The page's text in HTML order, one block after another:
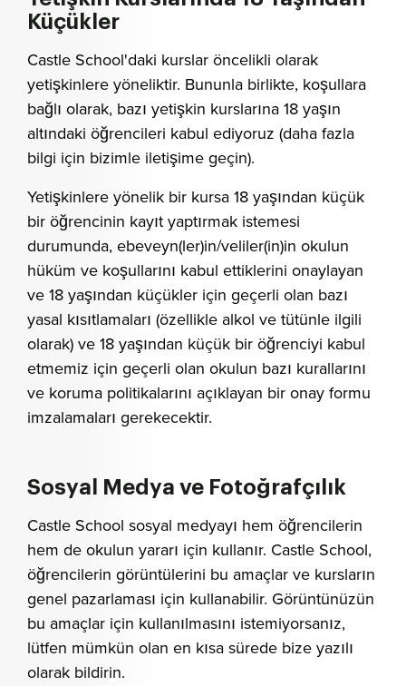
Küçükler
Castle School'daki kurslar öncelikli olarak
yetişkinlere yöneliktir. Bununla birlikte, koşullara
bağlı olarak, bazı yetişkin kurslarına 18 yaşın
altındaki öğrencileri kabul ediyoruz (daha fazla
bilgi için bizimle iletişime geçin).
Yetişkinlere yönelik bir kursa 18 yaşından küçük
bir öğrencinin kayıt yaptırmak istemesi
durumunda, ebeveyn(ler)in/veliler(in)in okulun
hüküm ve koşullarını kabul ettiklerini onaylayan
ve 18 yaşından küçükler için geçerli olan bazı
yasal kısıtlamaları (özellikle alkol ve tütünle ilgili
olarak) ve 18 yaşından küçük bir öğrenciyi kabul
etmemiz için geçerli olan okulun bazı kurallarını
ve koruma politikalarını açıklayan bir onay formu
imzalamaları gerekecektir.
Sosyal Medya ve Fotoğrafçılık
Castle School sosyal medyayı hem öğrencilerin
hem de okulun yararı için kullanır. Castle School,
öğrencilerin görüntülerini bu amaçlar ve kursların
genel pazarlaması için kullanabilir. Görüntünüzün
bu amaçlar için kullanılmasını istemiyorsanız,
lütfen mümkün olan en kısa sürede bize yazılı
olarak bildirin.